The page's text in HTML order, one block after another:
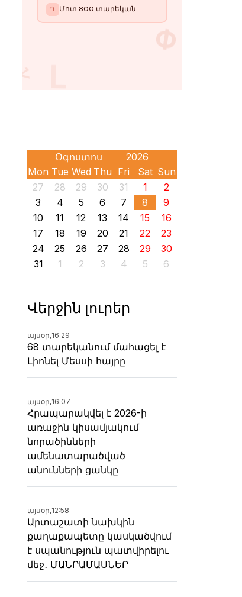
Mon Tue Wed Thu Fri Sat Sun
27
28 29 30 31 1
2
3
4 5 6 7 8
9
10
11 12 13 14 15
16
17
18 19 20 21 22
23
24
25 26 27 28 29
30
31
1 2 3 4 5 6
Վերջին լուրեր
այսօր,16:29
68 տարեկանում մահացել է
Լիոնել Մեսսի հայրը
այսօր,16:07
Հրապարակվել է 2026-ի
առաջին կիսամյակում
նորածինների
ամենատարածված
անունների ցանկը
այսօր,12:58
Արտաշատի նախկին
քաղաքապետը կասկածվում
է սպանություն պատվիրելու
մեջ․ ՄԱՆՐԱՄԱՍՆԵՐ